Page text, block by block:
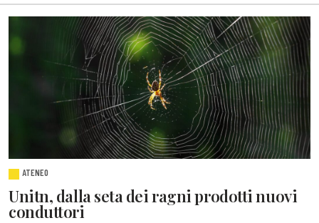
ATENEO
Unitn, dalla seta dei ragni prodotti nuovi
conduttori